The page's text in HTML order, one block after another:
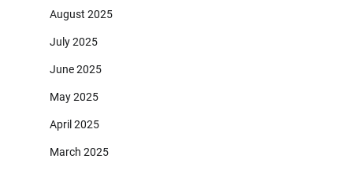
August 2025
July 2025
June 2025
May 2025
April 2025
March 2025